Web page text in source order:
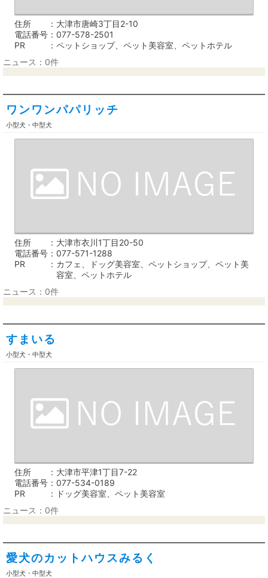
住所
大津市唐崎3丁目2-10
電話番号
077-578-2501
PR
ペットショップ、ペット美容室、ペットホテル
ニュース：0件
ワンワンパパリッチ
小型犬・中型犬
住所
大津市衣川1丁目20-50
電話番号
077-571-1288
PR
カフェ、ドッグ美容室、ペットショップ、ペット美
容室、ペットホテル
ニュース：0件
すまいる
小型犬・中型犬
住所
大津市平津1丁目7-22
電話番号
077-534-0189
PR
ドッグ美容室、ペット美容室
ニュース：0件
愛犬のカットハウスみるく
小型犬・中型犬